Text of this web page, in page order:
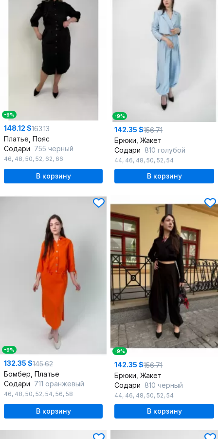
-9%
148.12 $163.13
Платье, Пояс
Содари 755 черный
46, 48, 50, 52, 62, 66
В корзину
-9%
142.35 $156.71
Брюки, Жакет
Содари 810 голубой
44, 46, 48, 50, 52, 54
В корзину
-9%
132.35 $145.62
Бомбер, Платье
Содари 711 оранжевый
46, 48, 50, 52, 54, 56, 58
В корзину
-9%
142.35 $156.71
Брюки, Жакет
Содари 810 черный
44, 46, 48, 50, 52, 54
В корзину